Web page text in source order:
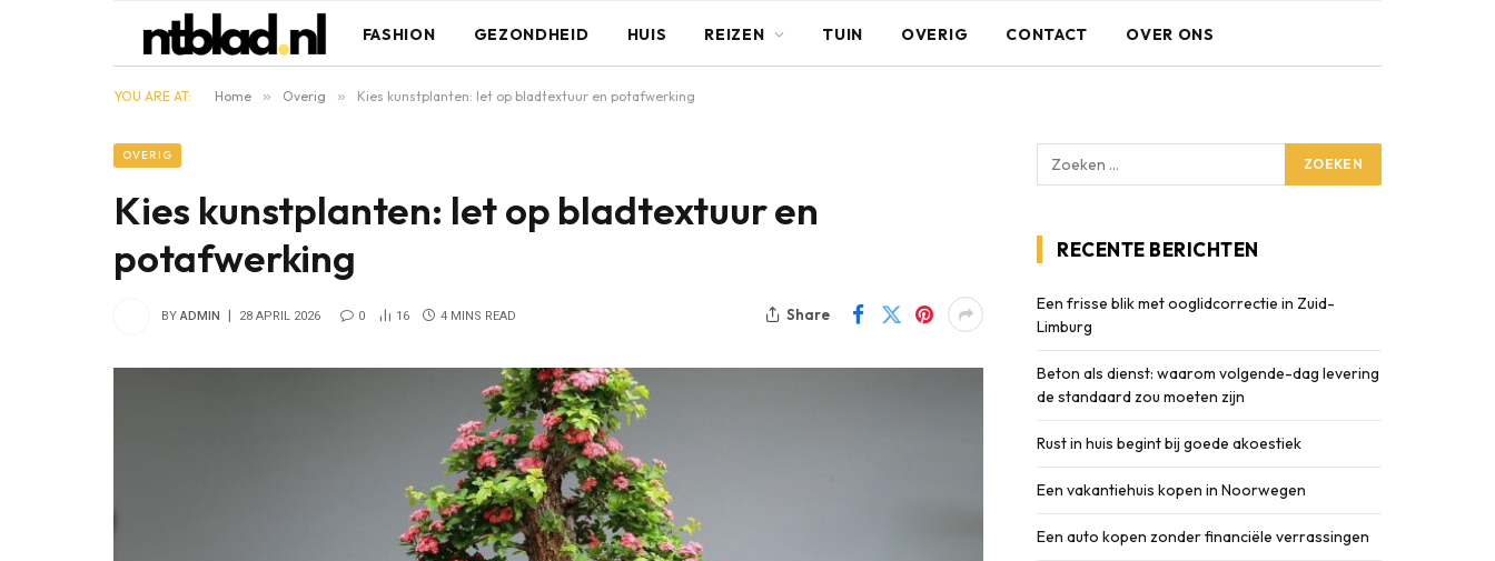
FASHION GEZONDHEID HUIS REIZEN TUIN OVERIG CONTACT OVER ONS
YOU ARE AT: Home » Overig » Kies kunstplanten: let op bladtextuur en potafwerking
OVERIG
Kies kunstplanten: let op bladtextuur en
potafwerking
BY ADMIN 28 APRIL 2026 0 16 4 MINS READ Share
RECENTE BERICHTEN
Een frisse blik met ooglidcorrectie in Zuid-
Limburg
Beton als dienst: waarom volgende-dag levering
de standaard zou moeten zijn
Rust in huis begint bij goede akoestiek
Een vakantiehuis kopen in Noorwegen
Een auto kopen zonder financiële verrassingen